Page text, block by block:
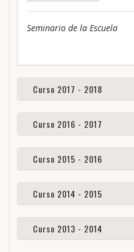
Seminario de la Escuela
Curso 2017 - 2018
Curso 2016 - 2017
Curso 2015 - 2016
Curso 2014 - 2015
Curso 2013 - 2014